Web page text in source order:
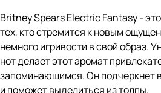
Britney Spears Electric Fantasy -
тех, кто стремится к новым
немного игривости в свой образ.
нот делает этот аромат
запоминающимся. Он подчеркнет
и поможет выделиться из толпы.